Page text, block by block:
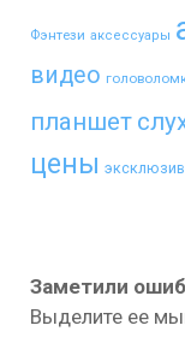
Фэнтези аксессуары
видео
планшет
цены
Заметили
Выделите ее